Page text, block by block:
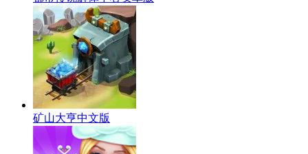
矿山大亨中文版